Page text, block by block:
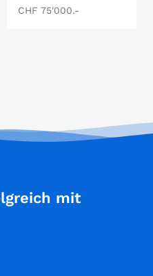
CHF 75'000.-
mit